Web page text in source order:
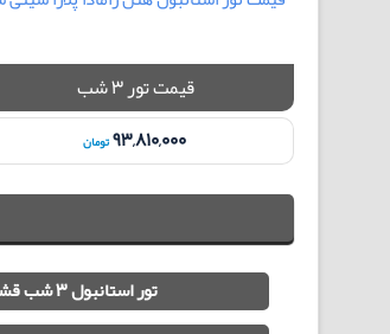
قیمت تور 3 شب
93,810,000تومان
تور استانبول 3 شب قشم ایر